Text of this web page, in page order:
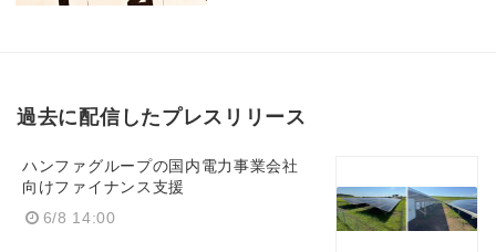
過去に配信したプレスリリース
ハンファグループの国内電力事業会社
向けファイナンス支援
6/8 14:00